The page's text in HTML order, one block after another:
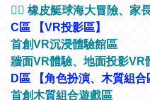
🚣‍♀ 橡皮艇球海大冒險、家
C區 【VR投影區】
首創VR沉浸體驗館區
牆面VR體驗、地面投影VR
D區 【角色扮演、木質組合
首創木質組合遊戲區